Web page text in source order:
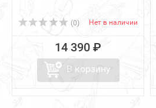
(0) Нет в наличии
14 390 ₽
В корзину